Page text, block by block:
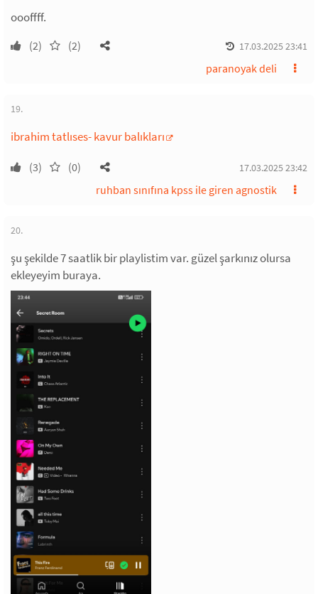
oooffff.
(2) (2) 17.03.2025 23:41
paranoyak deli
19.
ibrahim tatlıses- kavur balıkları
(3) (0) 17.03.2025 23:42
ruhban sınıfına kpss ile giren agnostik
20.
şu şekilde 7 saatlik bir playlistim var. güzel şarkınız olursa
ekleyeyim buraya.